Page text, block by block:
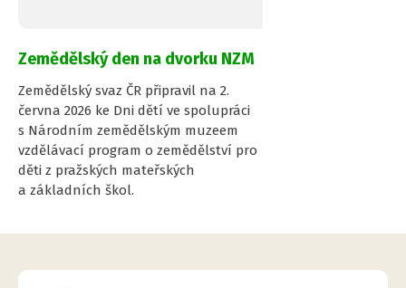
Zemědělský den na dvorku NZM
Zemědělský svaz ČR připravil na 2.
června 2026 ke Dni dětí ve spolupráci
s Národním zemědělským muzeem
vzdělávací program o zemědělství pro
děti z pražských mateřských
a základních škol.